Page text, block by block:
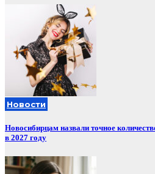
Новости
Новосибирцам назвали точное
в 2027 году